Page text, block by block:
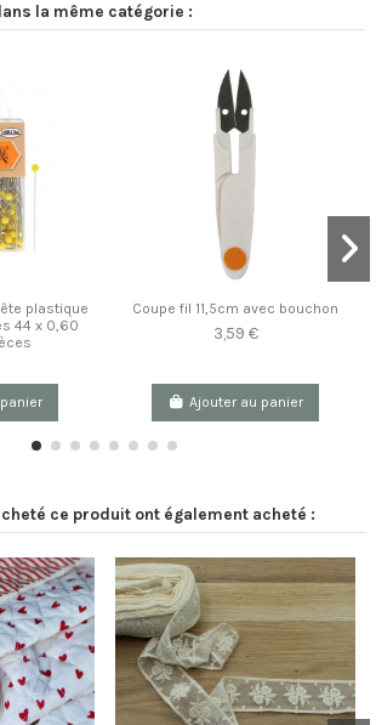
la même catégorie :
plastique
44 x 0,60
Coupe fil 11,5cm avec bouchon
3,59 €
Ajouter au panier
ce produit ont également acheté :